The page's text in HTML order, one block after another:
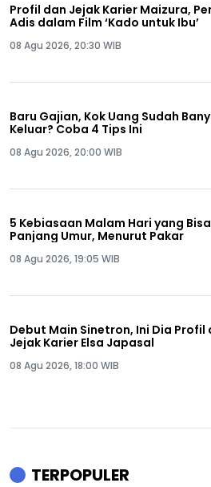
Profil dan Jejak Karier Maizura,
Adis dalam Film ‘Kado untuk Ibu’
08 Agu 2026, 20:30 WIB
Baru Gajian, Kok Uang Sudah
Keluar? Coba 4 Tips Ini
08 Agu 2026, 20:00 WIB
5 Kebiasaan Malam Hari yang
Panjang Umur, Menurut Pakar
08 Agu 2026, 19:05 WIB
Debut Main Sinetron, Ini Dia Profil
Jejak Karier Elsa Japasal
08 Agu 2026, 18:00 WIB
TERPOPULER